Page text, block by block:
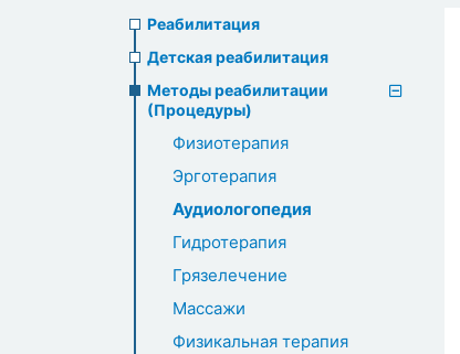
Rehabilitation
menu
Реабилитация
Детская реабилитация
Методы реабилитации
(Процедуры)
Физиотерапия
Эрготерапия
Аудиологопедия
Гидротерапия
Грязелечение
Массажи
Физикальная терапия